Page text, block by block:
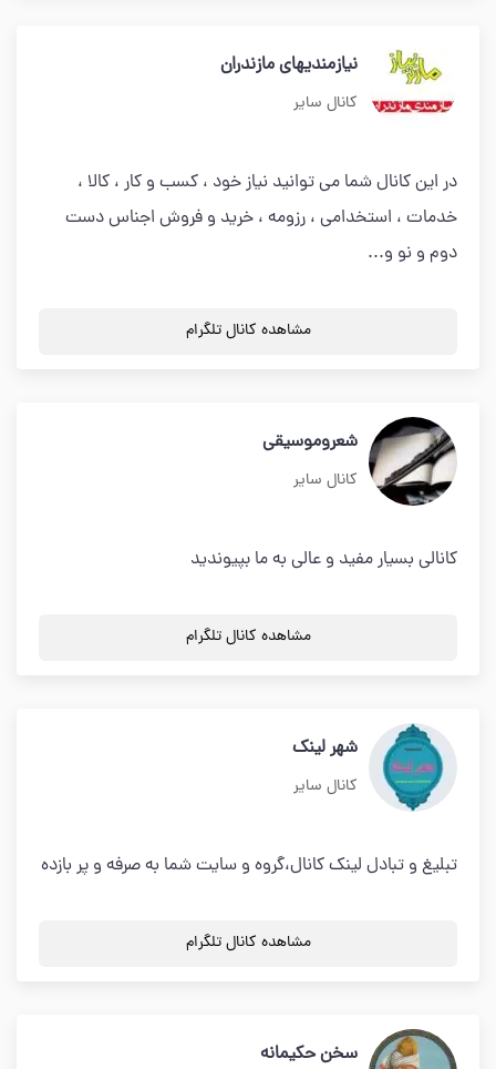
نیازمندیهای مازندران
کانال سایر
در این کانال شما می توانید نیاز خود ، کسب و کار ، کالا ،
خدمات ، استخدامی ، رزومه ، خرید و فروش اجناس دست
دوم و نو و...
مشاهده کانال تلگرام
شعروموسیقی
کانال سایر
کانالی بسیار مفید و عالی به ما بپیوندید
مشاهده کانال تلگرام
شهر لینک
کانال سایر
تبلیغ و تبادل لینک کانال،گروه و سایت شما به صرفه و پر بازده
مشاهده کانال تلگرام
سخن حکیمانه